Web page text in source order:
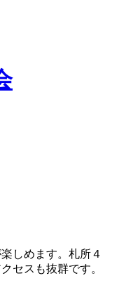
しめます。札所４
セスも抜群です。